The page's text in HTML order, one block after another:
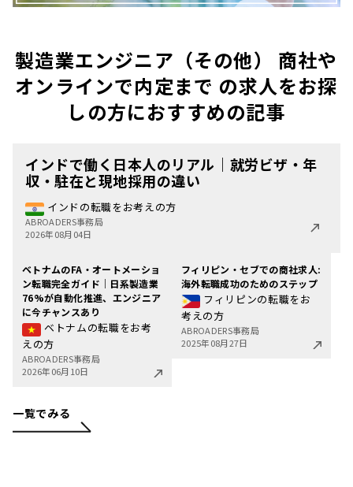
製造業エンジニア（その他） 商社や
オンラインで内定まで の求人をお探
しの方におすすめの記事
インドで働く日本人のリアル｜就労ビザ・年
収・駐在と現地採用の違い
インドの転職をお考えの方
ABROADERS事務局
2026年08月04日
ベトナムのFA・オートメーショ
ン転職完全ガイド｜日系製造業
76%が自動化推進、エンジニア
に今チャンスあり
ベトナムの転職をお考
えの方
ABROADERS事務局
2026年06月10日
フィリピン・セブでの商社求人:
海外転職成功のためのステップ
フィリピンの転職をお
考えの方
ABROADERS事務局
2025年08月27日
一覧でみる